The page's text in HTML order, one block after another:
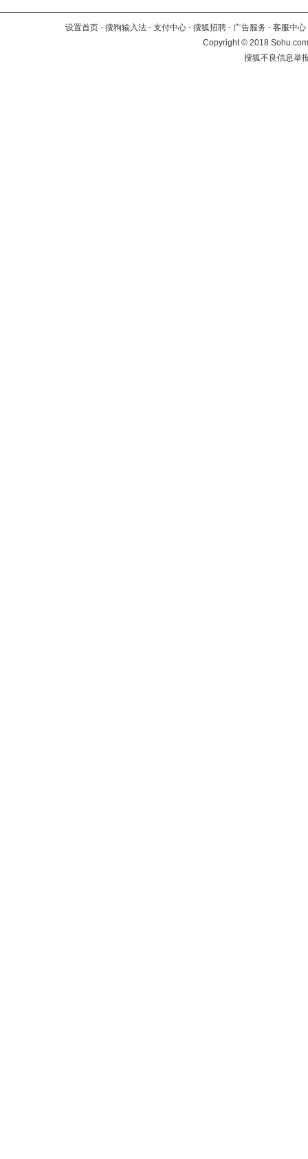
设置首页 - 搜狗输入法 - 支付中心 - 搜狐招聘 - 广告服务 - 客服中心
Copyright©2018
搜狐不良信息举